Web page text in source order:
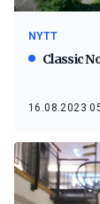
NYTT
Classic
16.08.2023